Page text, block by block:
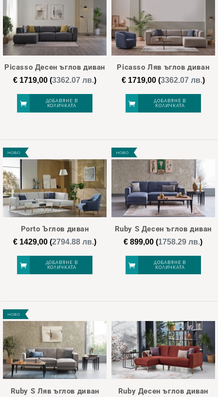
Picasso Десен ъглов диван
€ 1719,00 (3362.07 лв.)
ДОБАВЯНЕ В
КОЛИЧКАТА
Picasso Ляв ъглов диван
€1719,00(3362.07 лв.)
ДОБАВЯНЕ В
КОЛИЧКАТА
НОВО
Porto Ъглов диван
€ 1429,00 (2794.88 лв.)
ДОБАВЯНЕ В
КОЛИЧКАТА
НОВО
Ruby S Десен ъглов диван
€ 899,00 (1758.29 лв.)
ДОБАВЯНЕ В
КОЛИЧКАТА
НОВО
Ruby S Ляв ъглов диван Ruby Десен ъглов диван